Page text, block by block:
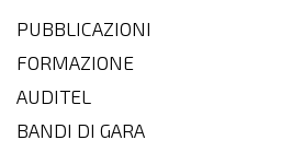
PUBBLICAZIONI
FORMAZIONE
AUDITEL
BANDI DI GARA